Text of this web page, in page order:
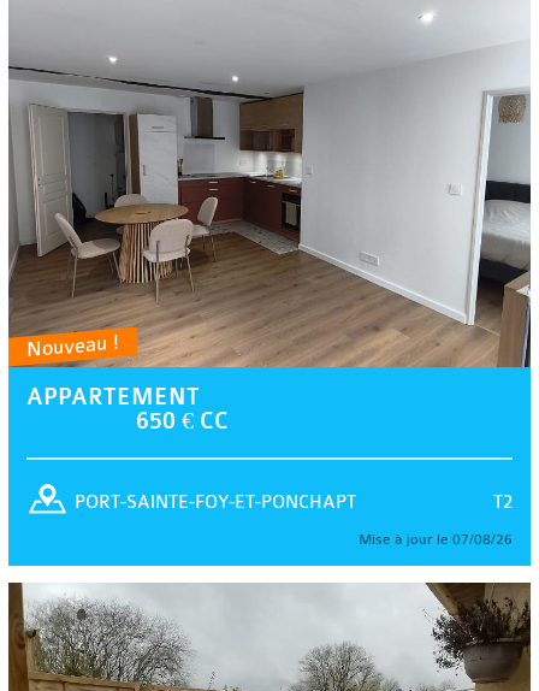
Nouveau !
APPARTEMENT
650 € CC
T2
PORT-SAINTE-FOY-ET-PONCHAPT
Mise à jour le 07/08/26